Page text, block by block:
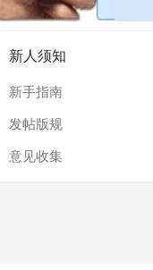
新人须知
新手指南
发帖版规
意见收集